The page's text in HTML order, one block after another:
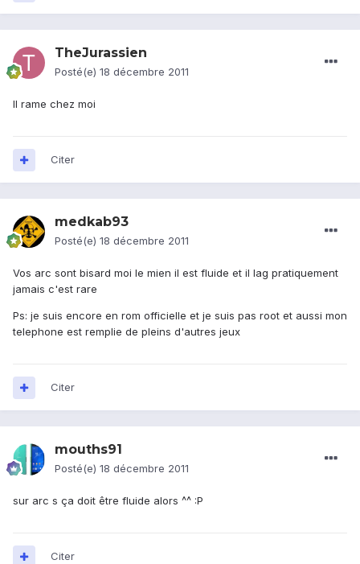
TheJurassien
Posté(e) 18 décembre 2011
Il rame chez moi
Citer
medkab93
Posté(e) 18 décembre 2011
Vos arc sont bisard moi le mien il est fluide et il lag pratiquement
jamais c'est rare
Ps: je suis encore en rom officielle et je suis pas root et aussi mon
telephone est remplie de pleins d'autres jeux
Citer
mouths91
Posté(e) 18 décembre 2011
sur arc s ça doit être fluide alors ^^ :P
Citer